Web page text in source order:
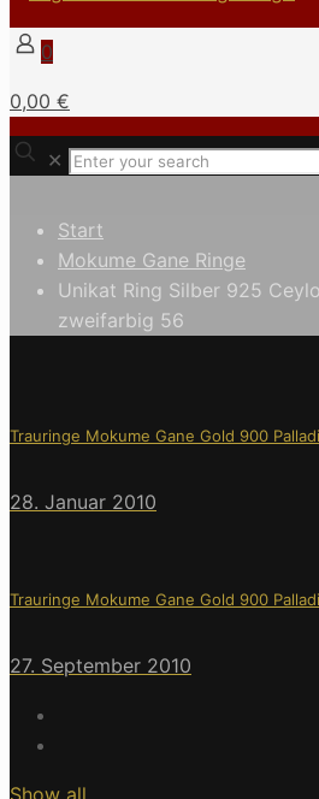
0
0,00 €
✕
Start
Mokume Gane Ringe
Unikat Ring Silber 925
zweifarbig 56
Trauringe Mokume Gane Gold 900
28. Januar 2010
Trauringe Mokume Gane Gold 900
27. September 2010
Show all